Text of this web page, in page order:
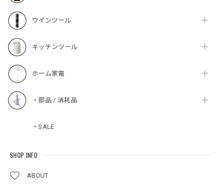
ワインツール
キッチンツール
ホーム家電
・部品 / 消耗品
・SALE
SHOP INFO
ABOUT